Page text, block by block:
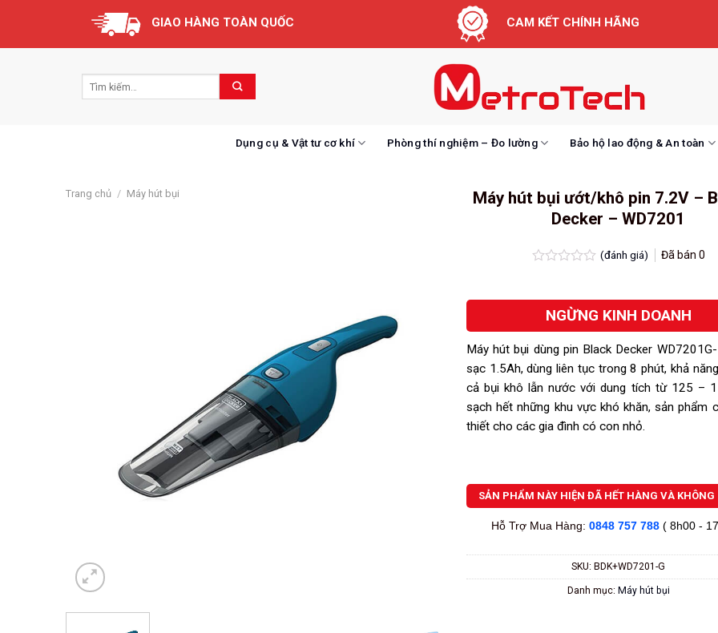
content
GIAO HÀNG TOÀN QUỐC CAM KẾT CHÍNH HÃNG
Dụng cụ & Vật tư cơ khí Phòng thí nghiệm – Đo lường Bảo hộ lao động & An toàn
Trang chủ / Máy hút bụi
Máy hút bụi ướt/khô pin 7.2V –
Decker – WD7201
hạng
0.0
(đánh giá) Đã bán 0
NGỪNG KINH DOANH
Máy hút bụi dùng pin Black Decker
sạc 1.5Ah, dùng liên tục trong 8 phút, khả
cả bụi khô lẫn nước với dung tích từ 125 –
sạch hết những khu vực khó khăn, sản phẩm
thiết cho các gia đình có con nhỏ.
SẢN PHẨM NÀY HIỆN ĐÃ HẾT HÀNG VÀ KHÔNG
Hỗ Trợ Mua Hàng:0848 757 788 ( 8h00 -
SKU: BDK+WD7201-G
Danh mục: Máy hút bụi